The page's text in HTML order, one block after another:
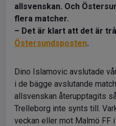
allsvenskan. Och
flera matcher.
– Det är klart att det är
Östersundsposten.
Dino Islamovic avslutade
i de bägge avslutande
allsvenskan återupptagits
Trelleborg inte synts till.
veckan eller mot Malmö FF